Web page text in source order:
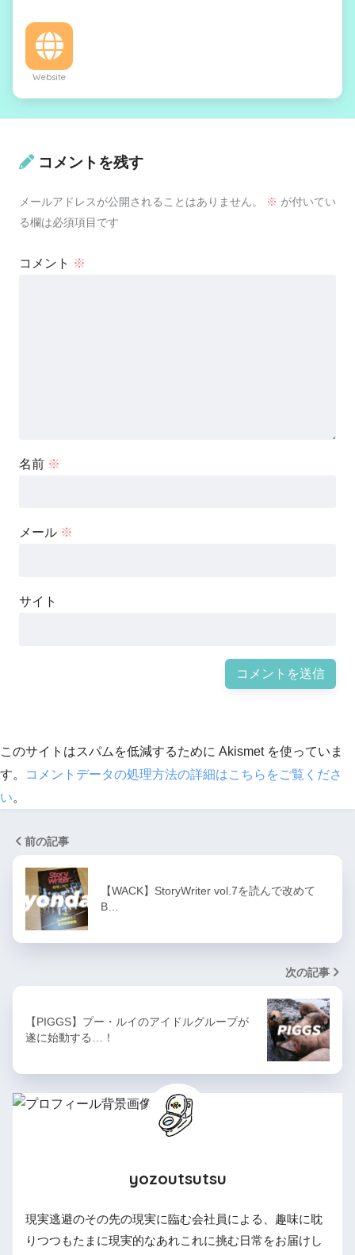
Website
コメントを残す
メールアドレスが公開されることはありません。 ※ が付いてい
る欄は必須項目です
コメント ※
名前 ※
メール ※
サイト
このサイトはスパムを低減するために Akismet を使っていま
す。
コメントデータの処理方法の詳細はこちらをご覧くださ
い。
前の記事
【WACK】StoryWriter vol.7を読んで改めて
B…
次の記事
【PIGGS】プー・ルイのアイドルグループが
遂に始動する…！
yozoutsutsu
現実逃避のその先の現実に臨む会社員による、趣味に耽
りつつもたまに現実的なあれこれに挑む日常をお届けし